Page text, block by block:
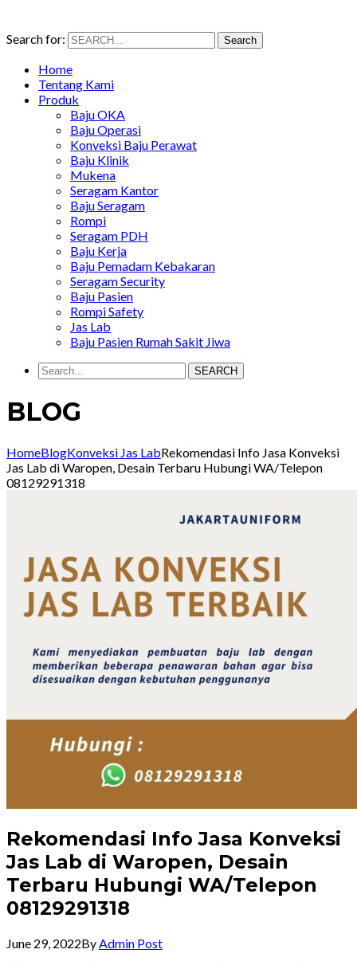
Search for: Search
Home
Tentang Kami
Produk
Baju OKA
Baju Operasi
Konveksi Baju Perawat
Baju Klinik
Mukena
Seragam Kantor
Baju Seragam
Rompi
Seragam PDH
Baju Kerja
Baju Pemadam Kebakaran
Seragam Security
Baju Pasien
Rompi Safety
Jas Lab
Baju Pasien Rumah Sakit Jiwa
SEARCH
BLOG
HomeBlogKonveksi Jas LabRekomendasi Info Jasa Konveksi
Jas Lab di Waropen, Desain Terbaru Hubungi WA/Telepon
08129291318
Rekomendasi Info Jasa Konveksi
Jas Lab di Waropen, Desain
Terbaru Hubungi WA/Telepon
08129291318
June 29, 2022By Admin Post